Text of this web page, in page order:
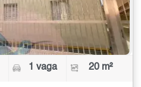
1 vaga 20 m²